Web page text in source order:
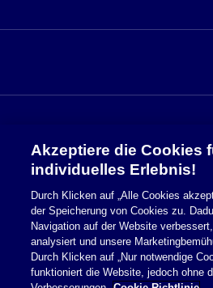
Sicherheitsinformationen
Nutzungsbedingungen
Cookie Richtlinie
Datenschutzerklärung
Akzeptiere die Cookies
individuelles Erlebnis!
Durch Klicken auf „Alle Cookies
der Speicherung von Cookies zu.
Navigation auf der Website
analysiert und unsere
Durch Klicken auf „Nur notwendige
funktioniert die Website, jedoch ohne